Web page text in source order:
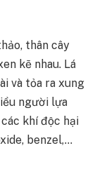
thân cây
kẽ nhau. Lá
và tỏa ra xung
người lựa
khí độc hại
benzel,…